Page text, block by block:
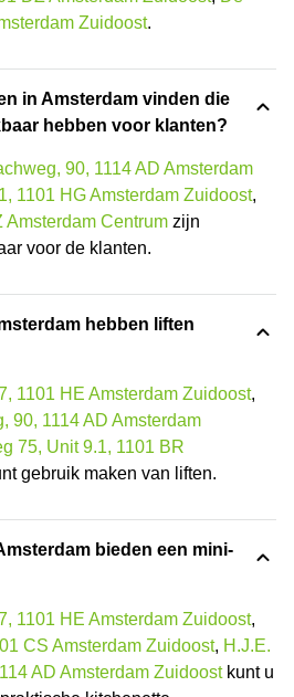
Zuidoost.
in Amsterdam vinden die
hebben voor klanten?
90, 1114 AD Amsterdam
1101 HG Amsterdam Zuidoost,
Amsterdam Centrum zijn
voor de klanten.
hebben liften
1101 HE Amsterdam Zuidoost,
90, 1114 AD Amsterdam
75, Unit 9.1, 1101 BR
gebruik maken van liften.
bieden een mini-
1101 HE Amsterdam Zuidoost,
CS Amsterdam Zuidoost, H.J.E.
AD Amsterdam Zuidoostkunt u